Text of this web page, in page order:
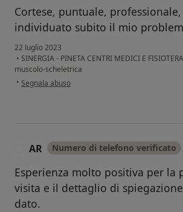
Cortese, puntuale,
individuato subito il mio
22 luglio 2023
• SINERGIA - PINETA CENTRI MEDICI E
muscolo-scheletrica
• secondo l'opinione dell'utente A.B.
Segnala abuso
AR Numero di telefono verificato
Esperienza molto positiva per la
visita e il dettaglio di
dato.